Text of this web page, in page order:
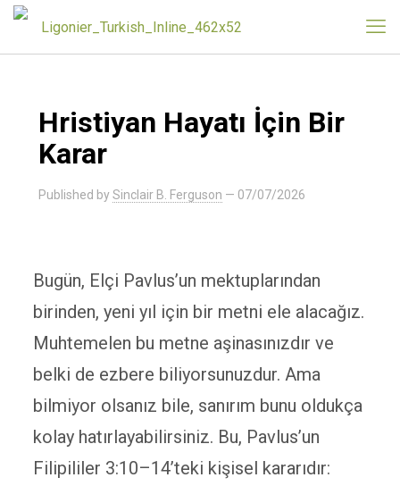
Hristiyan Hayatı İçin Bir
Karar
Published bySinclair B. Ferguson — 07/07/2026
Bugün, Elçi Pavlus’un mektuplarından
birinden, yeni yıl için bir metni ele alacağız.
Muhtemelen bu metne aşinasınızdır ve
belki de ezbere biliyorsunuzdur. Ama
bilmiyor olsanız bile, sanırım bunu oldukça
kolay hatırlayabilirsiniz. Bu, Pavlus’un
Filipililer 3:10–14’teki kişisel kararıdır: